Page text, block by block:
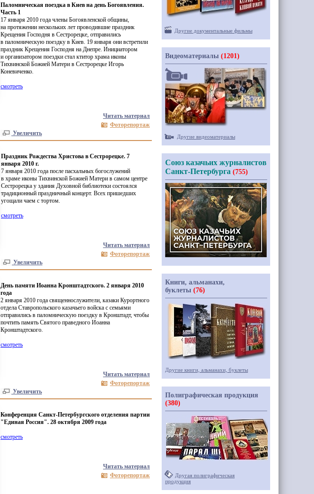
Паломническая поездка в Киев на день Богоявления.
Часть 1
17 января 2010 года члены Богоявленской общины,
на протяжении нескольких лет проводившие праздник
Крещения Господня в Сестрорецке, отправились
в паломническую поездку в Киев. 19 января они встретили
праздник Крещения Господня на Днепре. Инициатором
и организатором поездки стал ктитор храма иконы
Тихвинской Божией Матери в Сестрорецке Игорь
Коневиченко.
смотреть
Читать материал
Фоторепортаж
Увеличить
Праздник Рождества Христова в Сестрорецке. 7
января 2010 г.
7 января 2010 года после пасхальных богослужений
в храме иконы Тихвинской Божией Матери в самом центре
Сестрорецка у здания Духовной библиотеки состоялся
традиционный праздничный концерт. Всех пришедших
угощали чаем с тортом.
смотреть
Читать материал
Фоторепортаж
Увеличить
День памяти Иоанна Кронштадтского. 2 января 2010
года
2 января 2010 года священнослужители, казаки Курортного
отдела Ставропольского казачьего войска с семьями
отправились в паломническую поездку в Кронштадт, чтобы
почтить память Святого праведного Иоанна
Кронштадтского.
смотреть
Читать материал
Фоторепортаж
Увеличить
Конференция Санкт-Петербургского отделения партии
"Единая Россия". 28 октября 2009 года
смотреть
Читать материал
Фоторепортаж
Другие документальные фильмы
Видеоматериалы (1201)
Другие видеоматериалы
Союз казачьих журналистов
Санкт-Петербурга (755)
Книги, альманахи,
буклеты (76)
Другие книги, альманахи, буклеты
Полиграфическая продукция
(380)
Другая полиграфическая
продукция